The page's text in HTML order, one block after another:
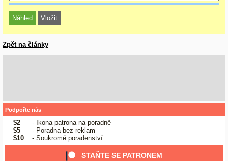
Zpět na články
Podpořte nás
$2
- Ikona patrona na poradně
$5
- Poradna bez reklam
$10
- Soukromé poradenství
STAŇTE SE PATRONEM